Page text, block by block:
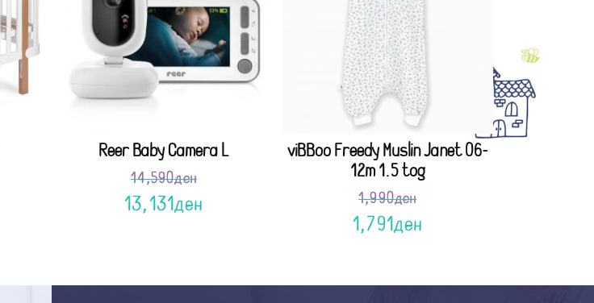
Reer Baby Camera L
14,590ден
13,131ден
viBBoo Freedy Muslin Janet 06-
12m 1.5 tog
1,990ден
1,791ден